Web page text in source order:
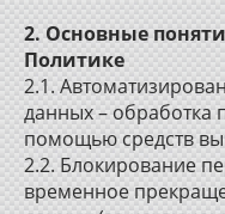
2. Основные
Политике
2.1.
данных – обработка
помощью средств
2.2. Блокирование
временное